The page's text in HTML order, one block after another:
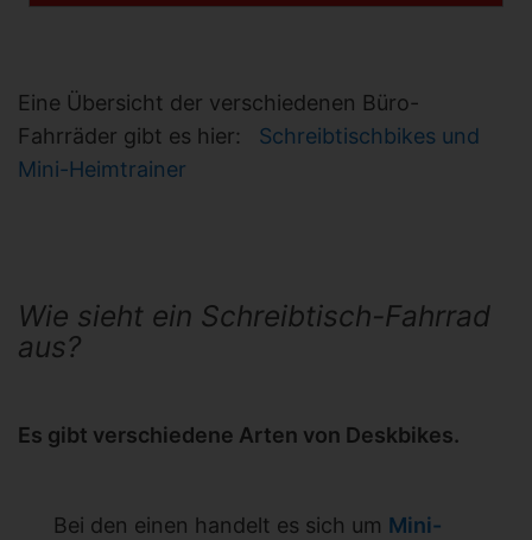
Eine Übersicht der verschiedenen Büro-
Fahrräder gibt es hier: Schreibtischbikes und
Mini-Heimtrainer
Wie sieht ein Schreibtisch-Fahrrad
aus?
Es gibt verschiedene Arten von Deskbikes.
Bei den einen handelt es sich um Mini-